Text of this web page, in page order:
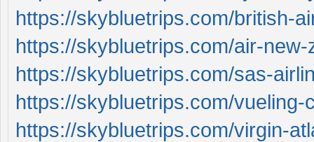
https://skybluetrips.com/british-
https://skybluetrips.com/air-
https://skybluetrips.com/sas-
https://skybluetrips.com/vueling-
https://skybluetrips.com/virgin-